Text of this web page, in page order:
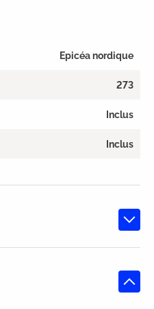
Epicéa nordique
273
Inclus
Inclus